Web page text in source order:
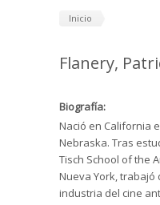
Inicio
Flanery,
Biografía:
Nació en California
Nebraska. Tras
Tisch School of the
Nueva York,
industria del cine